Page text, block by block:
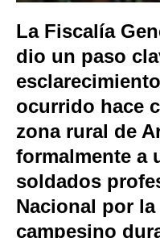
La Fiscalía
dio un paso
ocurrido hace
zona rural de
formalmente a
soldados
Nacional por
campesino